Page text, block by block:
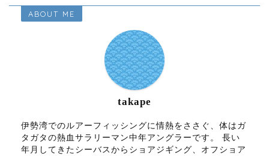
ABOUT ME
takape
伊勢湾でのルアーフィッシングに情熱をささぐ、体はガ
タガタの熱血サラリーマン中年アングラーです。 長い
年月してきたシーバスからショアジギング、オフショア